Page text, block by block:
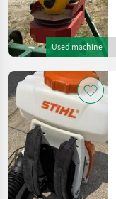
Used machine